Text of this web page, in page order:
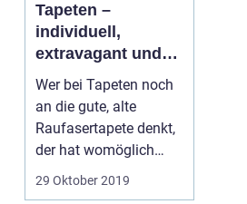
Tapeten –
individuell,
extravagant und
vielseitig wie nie
zuvor
Wer bei Tapeten noch
an die gute, alte
Raufasertapete denkt,
der hat womöglich
etwas Entscheide...
29 Oktober 2019